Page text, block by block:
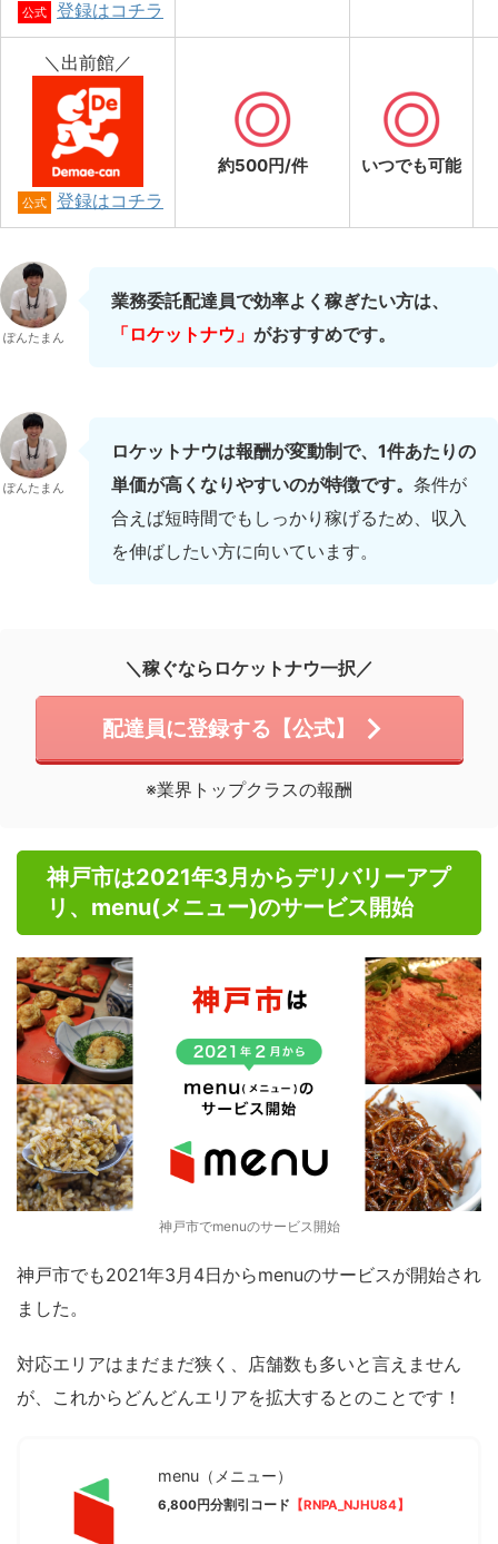
公式 登録はコチラ
＼出前館／
公式 登録はコチラ
約500円/件 いつでも可能
ぽんたまん
業務委託配達員で効率よく稼ぎたい方は、
「ロケットナウ」 がおすすめです。
ぽんたまん
ロケットナウは報酬が変動制で、1件あたりの
単価が高くなりやすいのが特徴です。 条件が
合えば短時間でもしっかり稼げるため、収入
を伸ばしたい方に向いています。
＼稼ぐならロケットナウ一択／
配達員に登録する【公式】
※業界トップクラスの報酬
神戸市は2021年3月からデリバリーアプ
リ、menu(メニュー)のサービス開始
神戸市でmenuのサービス開始
神戸市でも2021年3月4日からmenuのサービスが開始され
ました。
対応エリアはまだまだ狭く、店舗数も多いと言えません
が、これからどんどんエリアを拡大するとのことです！
menu（メニュー）
6,800円分割引コード 【RNPA_NJHU84】